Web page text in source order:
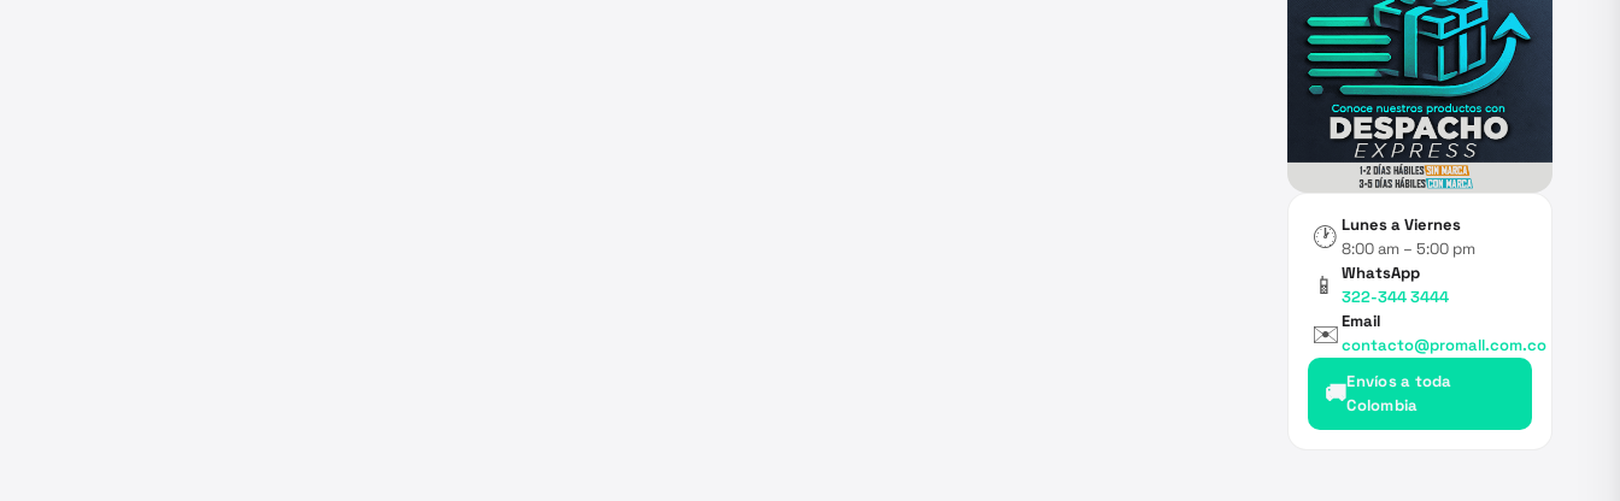
🕐 Lunes a Viernes
8:00 am – 5:00 pm
📱
WhatsApp
322-344 3444
✉️Email
contacto@promall.com.co
🚚Envíos a toda
Colombia